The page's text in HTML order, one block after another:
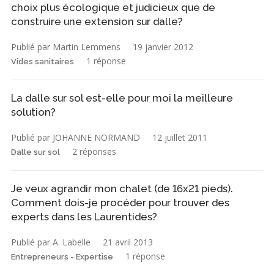
choix plus écologique et judicieux que de
construire une extension sur dalle?
Publié par Martin Lemmens 19 janvier 2012
Vides sanitaires 1 réponse
La dalle sur sol est-elle pour moi la meilleure
solution?
Publié par JOHANNE NORMAND 12 juillet 2011
Dalle sur sol 2 réponses
Je veux agrandir mon chalet (de 16x21 pieds).
Comment dois-je procéder pour trouver des
experts dans les Laurentides?
Publié par A. Labelle 21 avril 2013
Entrepreneurs - Expertise 1 réponse